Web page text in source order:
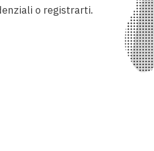
o registrarti.